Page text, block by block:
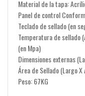
Material de la tapa:
Panel de control
Teclado de sellado (en
Temperatura de sellado
(en Mpa)
Dimensiones externas
Área de Sellado (Largo
Peso: 67KG